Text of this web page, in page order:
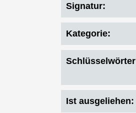
Signatur
Kategorie
Schlüsselwörter
Ist ausgeliehen